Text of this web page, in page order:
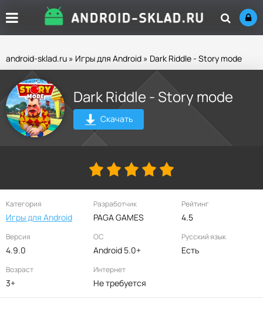
android-sklad.ru » Игры для Android » Dark Riddle - Story mode
Dark Riddle - Story mode
Скачать
Категория
Игры для Android
Разработчик
PAGA GAMES
Рейтинг
4.5
Версия
4.9.0
ОС
Android 5.0+
Русский язык
Есть
Возраст
3+
Интернет
Не требуется